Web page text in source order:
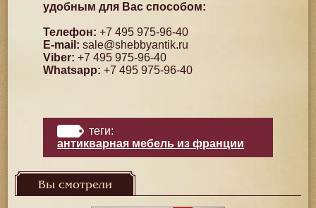
удобным для Вас способом:
Телефон: +7 495 975-96-40
E-mail: sale@shebbyantik.ru
Viber: +7 495 975-96-40
Whatsapp: +7 495 975-96-40
теги:
антикварная мебель из франции
Вы смотрели